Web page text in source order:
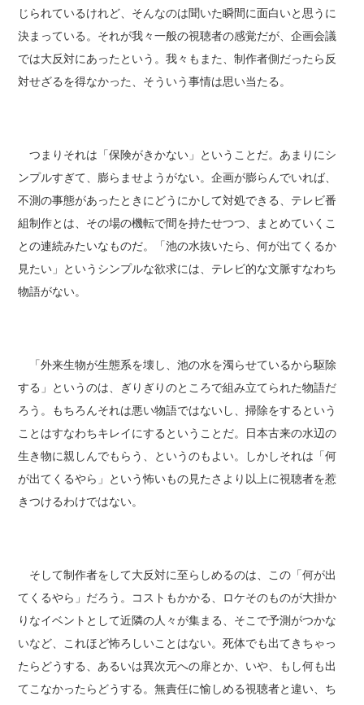
じられているけれど、そんなのは聞いた瞬間に面白いと思うに
決まっている。それが我々一般の視聴者の感覚だが、企画会議
では大反対にあったという。我々もまた、制作者側だったら反
対せざるを得なかった、そういう事情は思い当たる。
つまりそれは「保険がきかない」ということだ。あまりにシ
ンプルすぎて、膨らませようがない。企画が膨らんでいれば、
不測の事態があったときにどうにかして対処できる、テレビ番
組制作とは、その場の機転で間を持たせつつ、まとめていくこ
との連続みたいなものだ。「池の水抜いたら、何が出てくるか
見たい」というシンプルな欲求には、テレビ的な文脈すなわち
物語がない。
「外来生物が生態系を壊し、池の水を濁らせているから駆除
する」というのは、ぎりぎりのところで組み立てられた物語だ
ろう。もちろんそれは悪い物語ではないし、掃除をするという
ことはすなわちキレイにするということだ。日本古来の水辺の
生き物に親しんでもらう、というのもよい。しかしそれは「何
が出てくるやら」という怖いもの見たさより以上に視聴者を惹
きつけるわけではない。
そして制作者をして大反対に至らしめるのは、この「何が出
てくるやら」だろう。コストもかかる、ロケそのものが大掛か
りなイベントとして近隣の人々が集まる、そこで予測がつかな
いなど、これほど怖ろしいことはない。死体でも出てきちゃっ
たらどうする、あるいは異次元への扉とか、いや、もし何も出
てこなかったらどうする。無責任に愉しめる視聴者と違い、ち